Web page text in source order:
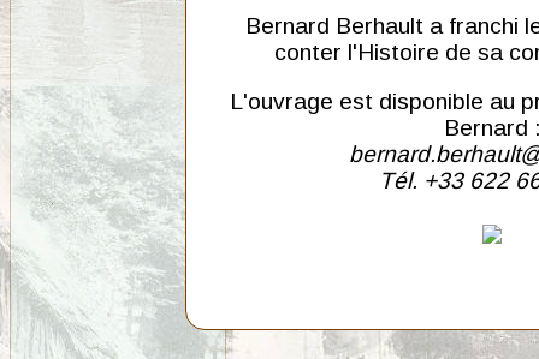
Bernard Berhault a franchi
conter l'Histoire de sa
L'ouvrage est disponible au
Bernard
Tél. +33 622